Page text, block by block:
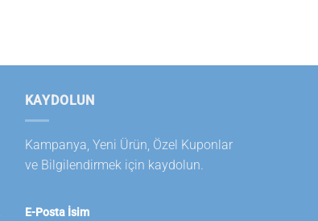
KAYDOLUN
Kampanya, Yeni Ürün, Özel Kuponlar
ve Bilgilendirmek için kaydolun.
E-Posta İsim